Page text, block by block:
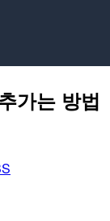
가는 방법